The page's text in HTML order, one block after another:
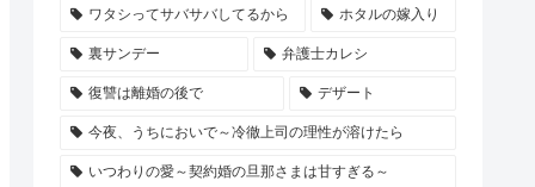
ワタシってサバサバしてるから ホタルの嫁入り
裏サンデー 弁護士カレシ
復讐は離婚の後で デザート
今夜、うちにおいで～冷徹上司の理性が溶けたら
いつわりの愛～契約婚の旦那さまは甘すぎる～